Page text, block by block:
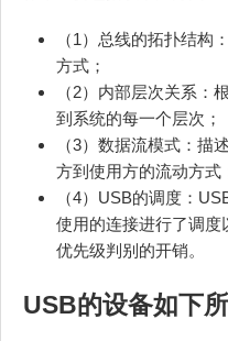
（1）总线的拓扑结构
方式；
（2）内部层次关系：
到系统的每一个层次；
（3）数据流模式：描
方到使用方的流动方式
（4）USB的调度：
使用的连接进行了调度
优先级判别的开销。
USB的设备如下所